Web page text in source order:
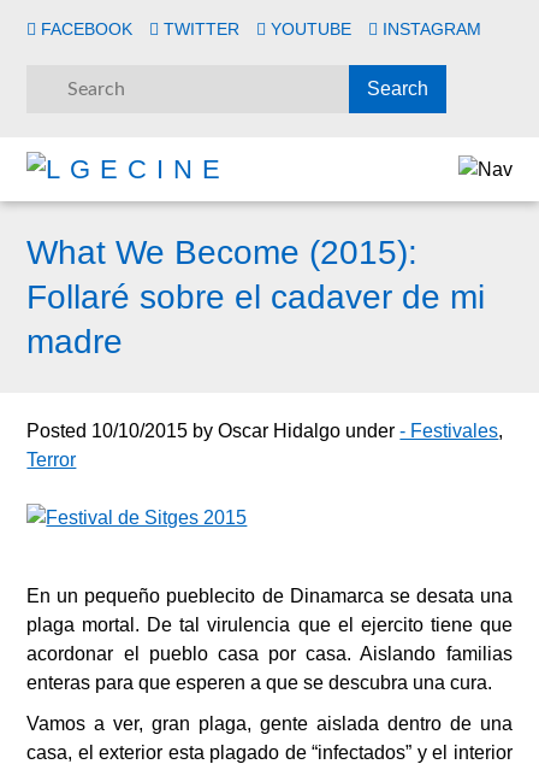
FACEBOOK TWITTER YOUTUBE INSTAGRAM
What We Become (2015):
Follaré sobre el cadaver de mi
madre
Posted 10/10/2015 byOscar Hidalgo under- Festivales,
Terror
En un pequeño pueblecito de Dinamarca se desata una
plaga mortal. De tal virulencia que el ejercito tiene que
acordonar el pueblo casa por casa. Aislando familias
enteras para que esperen a que se descubra una cura.
Vamos a ver, gran plaga, gente aislada dentro de una
casa, el exterior esta plagado de “infectados” y el interior